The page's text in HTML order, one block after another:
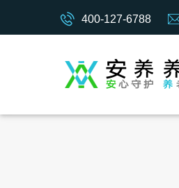
400-127-6788